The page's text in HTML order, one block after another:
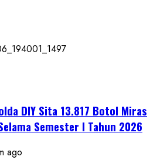
DIY Sita 13.817 Botol Miras
Semester I Tahun 2026
ago